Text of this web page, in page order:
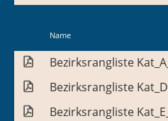
Name
Bezirksrangliste
Bezirksrangliste
Bezirksrangliste